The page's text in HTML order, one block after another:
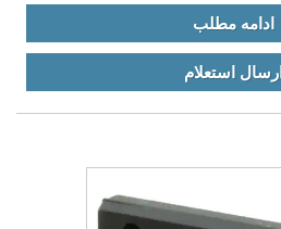
ادامه مطلب
ارسال استعلام